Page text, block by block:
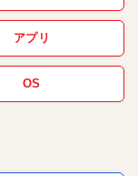
アプリ
OS